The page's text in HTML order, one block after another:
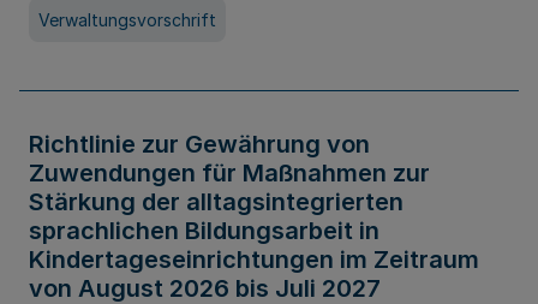
Verwaltungsvorschrift
Richtlinie zur Gewährung von
Zuwendungen für Maßnahmen zur
Stärkung der alltagsintegrierten
sprachlichen Bildungsarbeit in
Kindertageseinrichtungen im Zeitraum
von August 2026 bis Juli 2027